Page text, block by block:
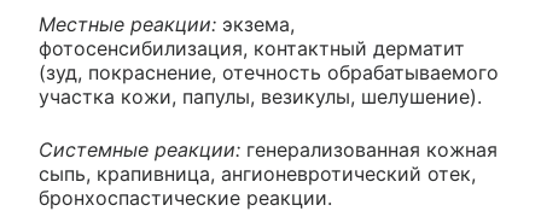
Местные реакции: экзема,
фотосенсибилизация, контактный дерматит
(зуд, покраснение, отечность обрабатываемого
участка кожи, папулы, везикулы, шелушение).
Системные реакции: генерализованная кожная
сыпь, крапивница, ангионевротический отек,
бронхоспастические реакции.